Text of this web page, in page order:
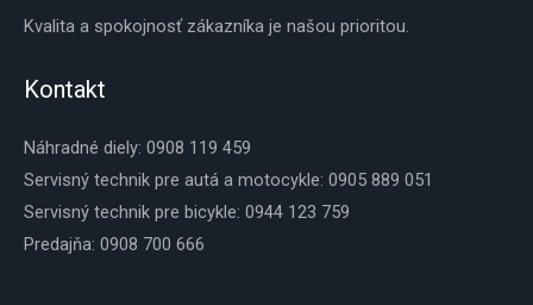
Kvalita a spokojnosť zákazníka je našou prioritou.
Kontakt
Náhradné diely: 0908 119 459
Servisný technik pre autá a motocykle: 0905 889 051
Servisný technik pre bicykle: 0944 123 759
Predajňa: 0908 700 666